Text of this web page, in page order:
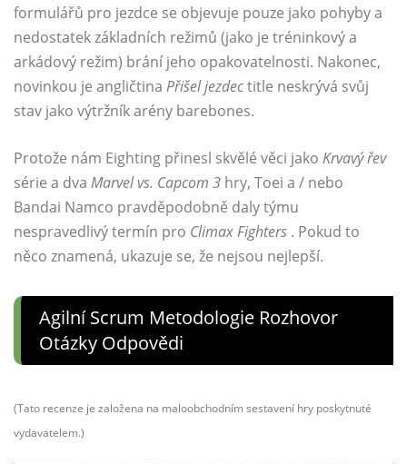
formulářů pro jezdce se objevuje pouze jako pohyby a
nedostatek základních režimů (jako je tréninkový a
arkádový režim) brání jeho opakovatelnosti. Nakonec,
novinkou je angličtina Přišel jezdectitle neskrývá svůj
stav jako výtržník arény barebones.
Protože nám Eighting přinesl skvělé věci jako Krvavý řev
série a dva Marvel vs. Capcom 3 hry, Toei a / nebo
Bandai Namco pravděpodobně daly týmu
nespravedlivý termín pro Climax Fighters . Pokud to
něco znamená, ukazuje se, že nejsou nejlepší.
Agilní Scrum Metodologie Rozhovor
Otázky Odpovědi
(Tato recenze je založena na maloobchodním sestavení hry poskytnuté
vydavatelem.)